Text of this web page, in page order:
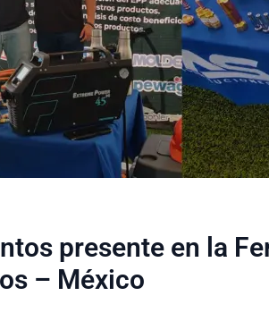
presente en la
– México